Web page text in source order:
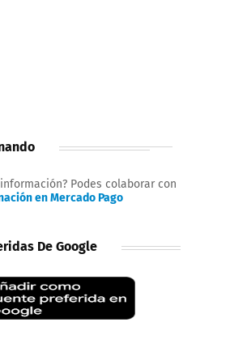
Podes colaborar con
en Mercado Pago
De Google